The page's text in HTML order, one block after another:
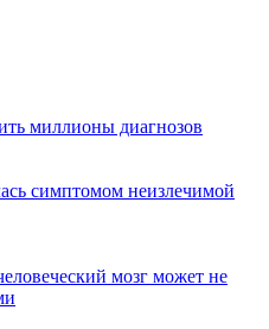
миллионы диагнозов
симптомом неизлечимой
мозг может не